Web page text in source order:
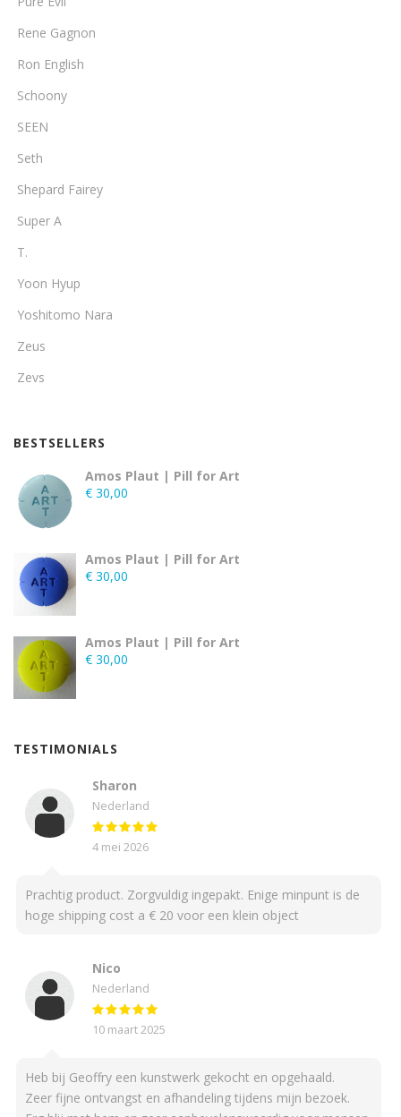
Rene Gagnon
Ron English
Schoony
SEEN
Seth
Shepard Fairey
Super A
T.
Yoon Hyup
Yoshitomo Nara
Zeus
Zevs
BESTSELLERS
Amos Plaut | Pill for Art
€ 30,00
Amos Plaut | Pill for Art
€ 30,00
Amos Plaut | Pill for Art
€ 30,00
TESTIMONIALS
Sharon
Nederland
4 mei 2026
Prachtig product. Zorgvuldig ingepakt. Enige minpunt is de
hoge shipping cost a € 20 voor een klein object
Nico
Nederland
10 maart 2025
Heb bij Geoffry een kunstwerk gekocht en opgehaald.
Zeer fijne ontvangst en afhandeling tijdens mijn bezoek.